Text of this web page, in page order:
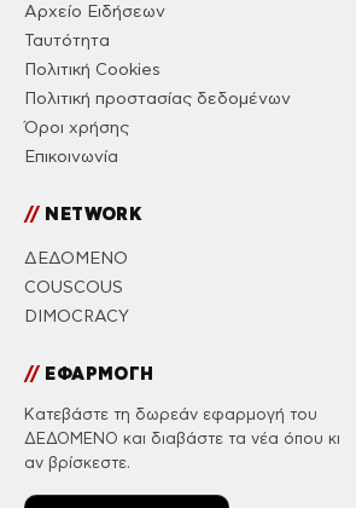
Αρχείο Ειδήσεων
Ταυτότητα
Πολιτική Cookies
Πολιτική προστασίας δεδομένων
Όροι χρήσης
Επικοινωνία
//NETWORK
ΔΕΔΟΜΕΝΟ
COUSCOUS
DIMOCRACY
//ΕΦΑΡΜΟΓΗ
Κατεβάστε τη δωρεάν εφαρμογή του
ΔΕΔΟΜΕΝΟ και διαβάστε τα νέα όπου κι
αν βρίσκεστε.